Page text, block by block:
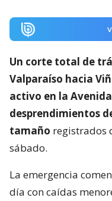
Un corte total de
Valparaíso hacia
activo en la
desprendimientos
tamaño registrados
sábado.
La emergencia
día con caídas